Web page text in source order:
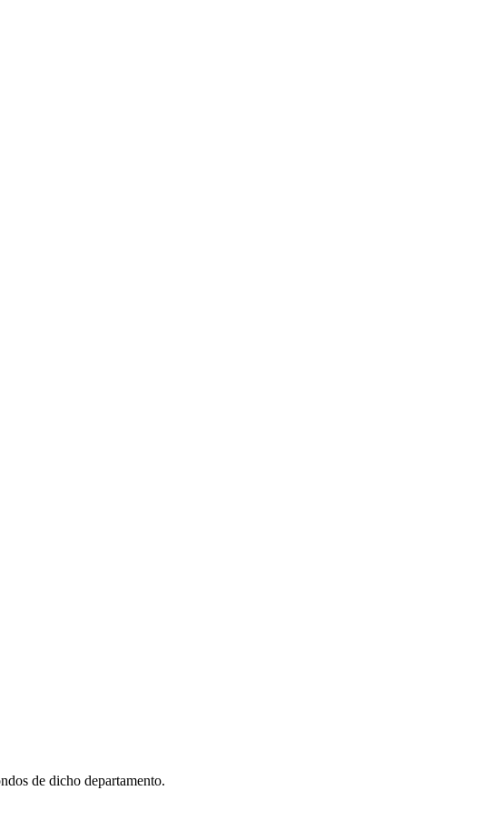
de dicho departamento.